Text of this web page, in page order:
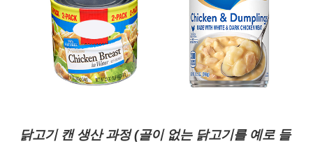
닭고기 캔 생산 과정 (골이 없는 닭고기를 예로 들